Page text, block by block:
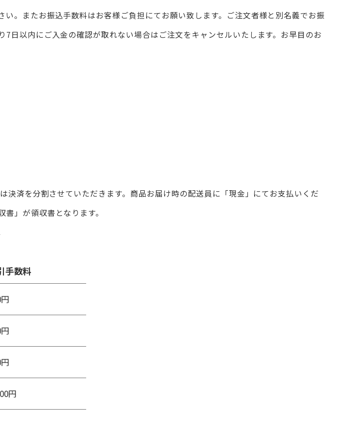
。またお振込手数料はお客様ご負担にてお願い致します。ご注文者様と別名義でお振
日以内にご入金の確認が取れない場合はご注文をキャンセルいたします。お早目のお
済を分割させていただきます。商品お届け時の配送員に「現金」にてお支払いくだ
」が領収書となります。
手数料
円